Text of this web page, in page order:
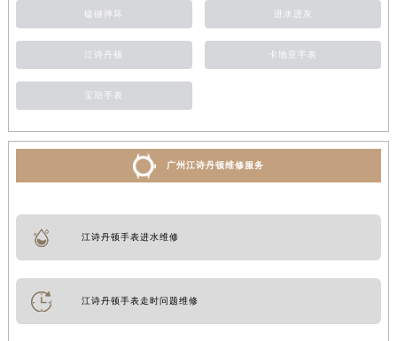
磕碰摔坏 进水进灰
江诗丹顿 卡地亚手表
宝珀手表
广州江诗丹顿维修服务
江诗丹顿手表进水维修
江诗丹顿手表走时问题维修